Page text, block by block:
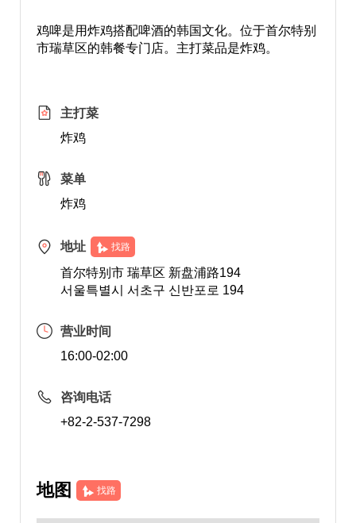
鸡啤是用炸鸡搭配啤酒的韩国文化。位于首尔特别
市瑞草区的韩餐专门店。主打菜品是炸鸡。
主打菜
炸鸡
菜单
炸鸡
地址 找路
首尔特别市 瑞草区 新盘浦路194
서울특별시 서초구 신반포로 194
营业时间
16:00-02:00
咨询电话
+82-2-537-7298
地图 找路